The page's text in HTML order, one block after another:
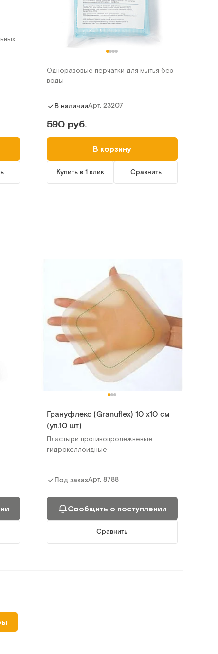
Одноразовые перчатки для мытья без
воды
В наличииАрт. 23207
590 руб.
В корзину
Купить в 1 клик Сравнить
Грануфлекс (Granuflex) 10 х10 см
(уп.10 шт)
Пластыри противопролежневые
гидроколлоидные
Под заказАрт. 8788
Сообщить о поступлении
Сравнить